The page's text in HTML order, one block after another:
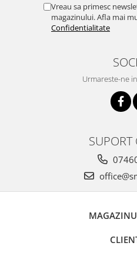
Vreau sa primesc
magazinului. Afla mai
Confidentialitate
Urmareste-ne
SUPORT